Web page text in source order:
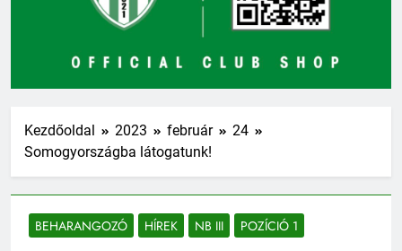
Kezdőoldal 2023 február
24
Somogyországba látogatunk!
BEHARANGOZÓ HÍREK NB III POZÍCIÓ 1